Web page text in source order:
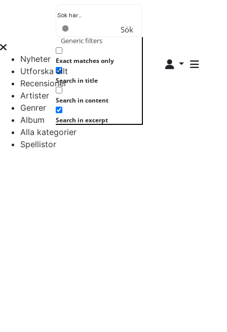
Sök
Generic filters
Exact matches only
Search in title
Search in content
Search in excerpt
Nyheter
Utforska allt
Recensioner
Artister
Genrer
Album
Alla kategorier
Spellistor